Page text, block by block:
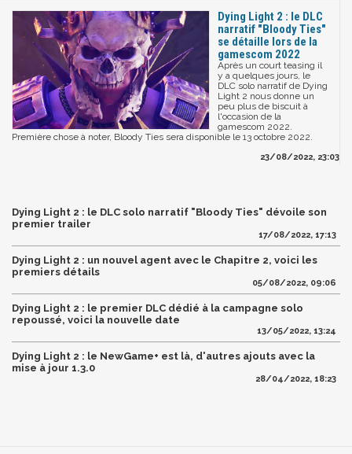
Dying Light 2 : le DLC
narratif "Bloody Ties"
se détaille lors de la
gamescom 2022
Après un court teasing il
y a quelques jours, le
DLC solo narratif de Dying
Light 2 nous donne un
peu plus de biscuit à
l'occasion de la
gamescom 2022.
Première chose à noter, Bloody Ties sera disponible le 13 octobre 2022.
23/08/2022, 23:03
Dying Light 2 : le DLC solo narratif "Bloody Ties" dévoile son
premier trailer
17/08/2022, 17:13
Dying Light 2 : un nouvel agent avec le Chapitre 2, voici les
premiers détails
05/08/2022, 09:06
Dying Light 2 : le premier DLC dédié à la campagne solo
repoussé, voici la nouvelle date
13/05/2022, 13:24
Dying Light 2 : le NewGame+ est là, d'autres ajouts avec la
mise à jour 1.3.0
28/04/2022, 18:23